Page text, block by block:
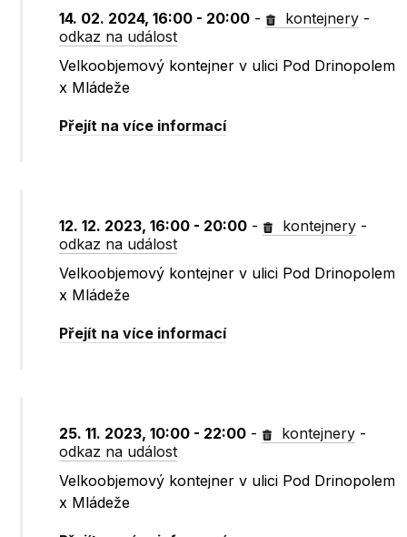
14. 02. 2024, 16:00 - 20:00 - kontejnery -
odkaz na událost
Velkoobjemový kontejner v ulici Pod Drinopolem
x Mládeže
Přejít na více informací
12. 12. 2023, 16:00 - 20:00 - kontejnery -
odkaz na událost
Velkoobjemový kontejner v ulici Pod Drinopolem
x Mládeže
Přejít na více informací
25. 11. 2023, 10:00 - 22:00 - kontejnery -
odkaz na událost
Velkoobjemový kontejner v ulici Pod Drinopolem
x Mládeže